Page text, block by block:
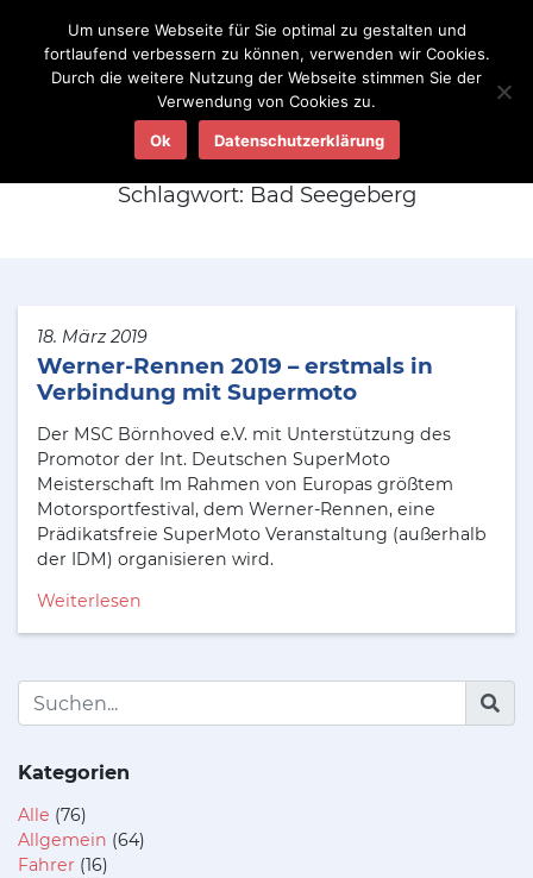
Aktuelles
Schlagwort: Bad Seegeberg
18. März 2019
Werner-Rennen 2019 – erstmals in
Verbindung mit Supermoto
Der MSC Börnhoved e.V. mit Unterstützung des
Promotor der Int. Deutschen SuperMoto
Meisterschaft Im Rahmen von Europas größtem
Motorsportfestival, dem Werner-Rennen, eine
Prädikatsfreie SuperMoto Veranstaltung (außerhalb
der IDM) organisieren wird.
Weiterlesen
Kategorien
Alle (76)
Allgemein (64)
Fahrer (16)
Um unsere Webseite für Sie optimal zu gestalten und
fortlaufend verbessern zu können, verwenden wir Cookies.
Durch die weitere Nutzung der Webseite stimmen Sie der
Verwendung von Cookies zu.
Ok Datenschutzerklärung